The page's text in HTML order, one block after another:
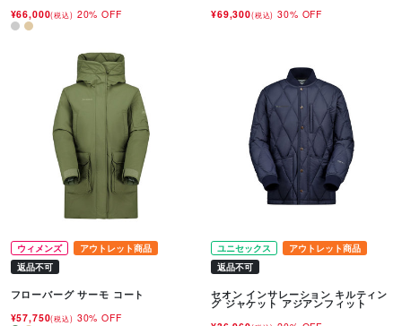
¥66,000(税込) 20% OFF
¥69,300(税込) 30% OFF
ウィメンズ
アウトレット商品
返品不可
フローバーグ サーモ コート
¥57,750(税込) 30% OFF
ユニセックス
アウトレット商品
返品不可
セオン インサレーション キルティン
グ ジャケット アジアンフィット